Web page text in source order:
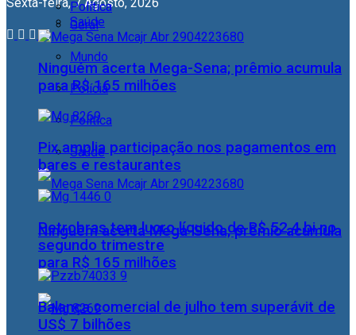
Geral
Mundo
Polícia
Política
Saúde
Ninguém acerta Mega-Sena; prêmio acumula
para R$ 165 milhões
Política
Saúde
Ninguém acerta Mega-Sena; prêmio acumula
para R$ 165 milhões
Pix amplia participação nos pagamentos em
bares e restaurantes
Petrobras tem lucro líquido de R$ 52,4 bi no
segundo trimestre
Balança comercial de julho tem superávit de
US$ 7 bilhões